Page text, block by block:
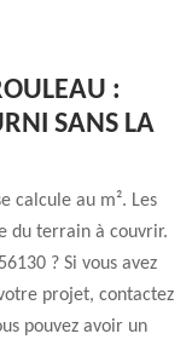
:
SANS LA
calcule au m². Les
du terrain à couvrir.
? Si vous avez
projet, contactez
pouvez avoir un